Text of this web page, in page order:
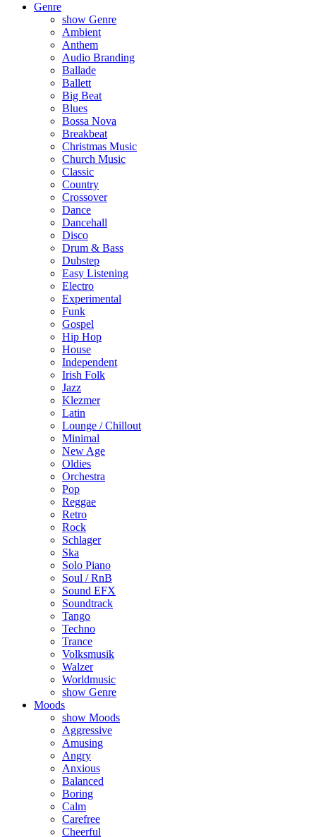
Genre
show Genre
Ambient
Anthem
Audio Branding
Ballade
Ballett
Big Beat
Blues
Bossa Nova
Breakbeat
Christmas Music
Church Music
Classic
Country
Crossover
Dance
Dancehall
Disco
Drum & Bass
Dubstep
Easy Listening
Electro
Experimental
Funk
Gospel
Hip Hop
House
Independent
Irish Folk
Jazz
Klezmer
Latin
Lounge / Chillout
Minimal
New Age
Oldies
Orchestra
Pop
Reggae
Retro
Rock
Schlager
Ska
Solo Piano
Soul / RnB
Sound EFX
Soundtrack
Tango
Techno
Trance
Volksmusik
Walzer
Worldmusic
show Genre
Moods
show Moods
Aggressive
Amusing
Angry
Anxious
Balanced
Boring
Calm
Carefree
Cheerful